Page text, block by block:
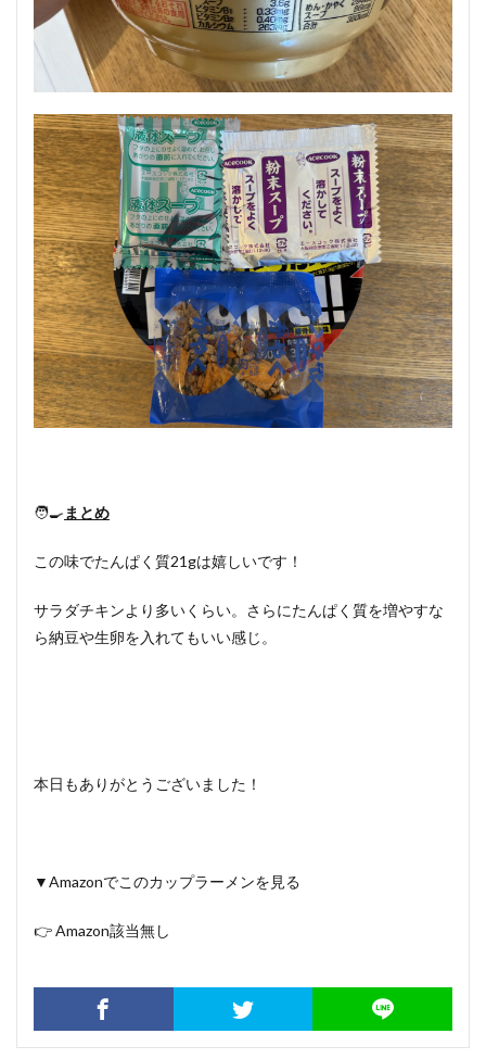
🧑‍🍳 まとめ
この味でたんぱく質21gは嬉しいです！
サラダチキンより多いくらい。さらにたんぱく質を増やすな
ら納豆や生卵を入れてもいい感じ。
本日もありがとうございました！
▼Amazonでこのカップラーメンを見る
👉 Amazon該当無し